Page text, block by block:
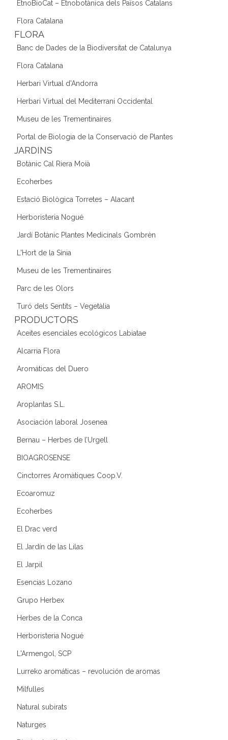
EtnoBioCat – Etnobotànica dels Països Catalans
Flora Catalana
FLORA
Banc de Dades de la Biodiversitat de Catalunya
Flora Catalana
Herbari Virtual d'Andorra
Herbari Virtual del Mediterrani Occidental
Museu de les Trementinaires
Portal de Biologia de la Conservació de Plantes
JARDINS
Botànic Cal Riera Moià
Ecoherbes
Estació Biològica Torretes – Alacant
Herboristeria Nogué
Jardí Botànic Plantes Medicinals Gombrèn
L'Hort de la Sínia
Museu de les Trementinaires
Parc de les Olors
Turó dels Sentits – Vegetàlia
PRODUCTORS
Aceites esenciales ecológicos Labiatae
Alcarria Flora
Aromáticas del Duero
AROMIS
Aroplantas S.L.
Asociación laboral Josenea
Bernau – Herbes de l’Urgell
BIOAGROSENSE
Cinctorres Aromàtiques Coop.V.
Ecoaromuz
Ecoherbes
El Drac verd
El Jardín de las Lilas
El Jarpil
Esencias Lozano
Grupo Herbex
Herbes de la Conca
Herboristeria Nogué
L'Armengol, SCP
Lurreko aromáticas – revolución de aromas
Milfulles
Natural subirats
Naturges